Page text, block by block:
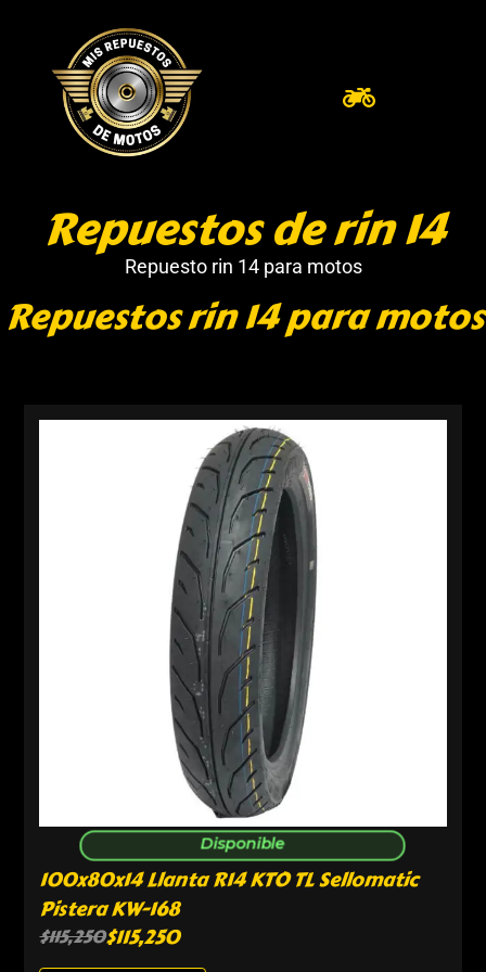
Repuestos de rin 14
Repuesto rin 14 para motos
Repuestos rin 14 para motos
Disponible
100x80x14 Llanta R14 KTO TL Sellomatic
Pistera KW-168
$115,250$115,250